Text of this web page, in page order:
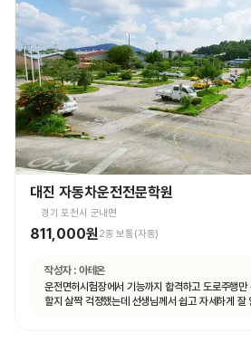
대진 자동차운전전문학원
경기 포천시 군내면
811,000원2종 보통(자동)
작성자 : 아테온
운전면허시험장에서 기능까지 합격하고 도로주행
할지 살짝 걱정했는데 선생님께서 쉽고 자세하게 잘